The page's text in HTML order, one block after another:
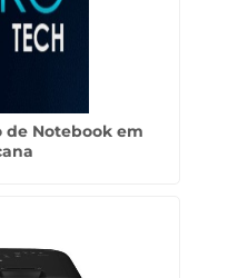
de Notebook em